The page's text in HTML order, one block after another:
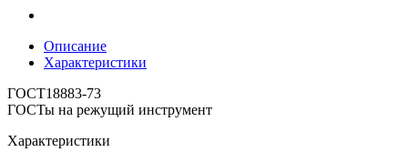
Описание
Характеристики
ГОСТ18883-73
ГОСТы на режущий инструмент
Характеристики